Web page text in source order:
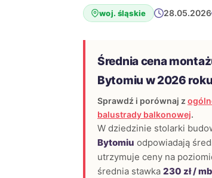
woj. śląskie 28.05.2026
Średnia cena
Bytomiu w 2026
Sprawdź i porównaj z
balustrady balkonowej.
W dziedzinie stolarki
Bytomiu odpowiadają
utrzymuje ceny na
średnia stawka 230 zł / mb